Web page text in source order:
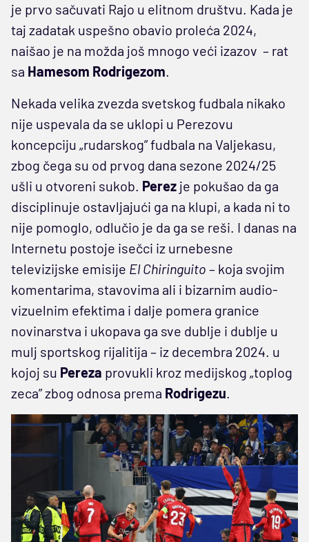
je prvo sačuvati Rajo u elitnom društvu. Kada je
taj zadatak uspešno obavio proleća 2024,
naišao je na možda još mnogo veći izazov – rat
sa Hamesom Rodrigezom.
Nekada velika zvezda svetskog fudbala nikako
nije uspevala da se uklopi u Perezovu
koncepciju „rudarskog” fudbala na Valjekasu,
zbog čega su od prvog dana sezone 2024/25
ušli u otvoreni sukob. Perez je pokušao da ga
disciplinuje ostavljajući ga na klupi, a kada ni to
nije pomoglo, odlučio je da ga se reši. I danas na
Internetu postoje isečci iz urnebesne
televizijske emisije El Chiringuito – koja svojim
komentarima, stavovima ali i bizarnim audio-
vizuelnim efektima i dalje pomera granice
novinarstva i ukopava ga sve dublje i dublje u
mulj sportskog rijalitija – iz decembra 2024. u
kojoj su Pereza provukli kroz medijskog „toplog
zeca” zbog odnosa prema Rodrigezu.